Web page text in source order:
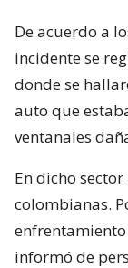
De acuerdo a
incidente se
donde se
auto que
ventanales
En dicho
colombianas.
informó de